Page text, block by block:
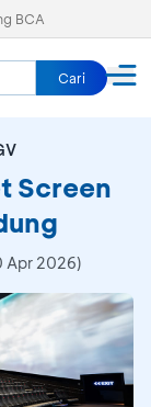
BCA
Cari
Screen
Apr 2026)